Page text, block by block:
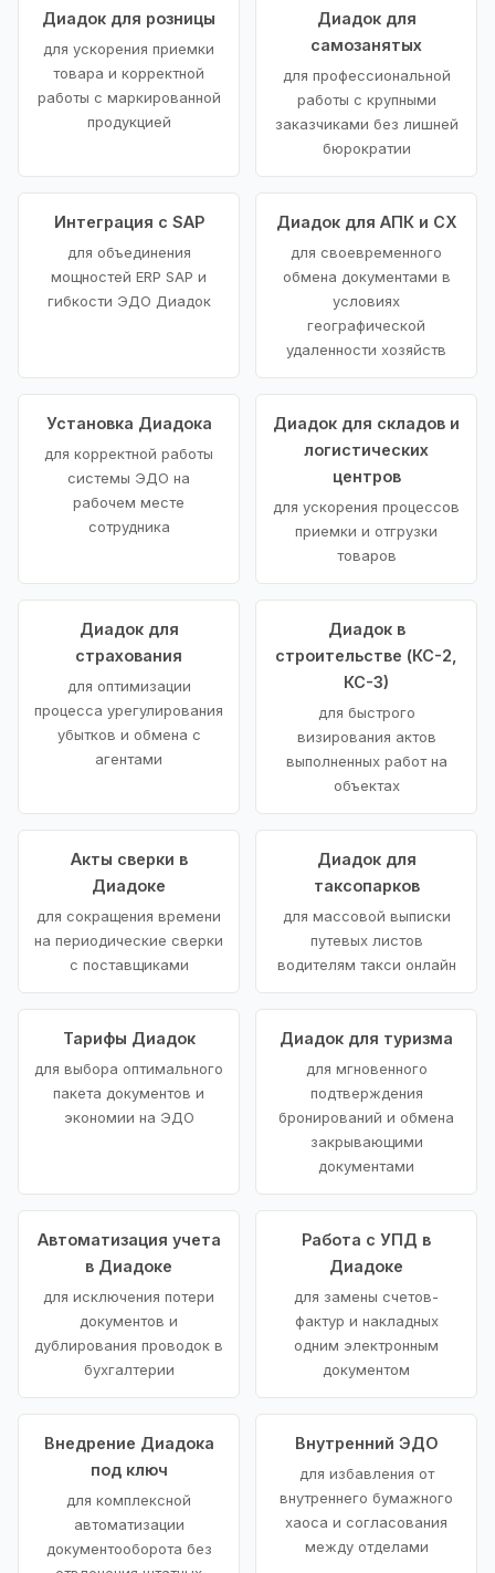
Диадок для розницы
для ускорения приемки
товара и корректной
работы с маркированной
продукцией
Диадок для
самозанятых
для профессиональной
работы с крупными
заказчиками без лишней
бюрократии
Интеграция с SAP
для объединения
мощностей ERP SAP и
гибкости ЭДО Диадок
Диадок для АПК и СХ
для своевременного
обмена документами в
условиях
географической
удаленности хозяйств
Установка Диадока
для корректной работы
системы ЭДО на
рабочем месте
сотрудника
Диадок для складов и
логистических
центров
для ускорения процессов
приемки и отгрузки
товаров
Диадок для
страхования
для оптимизации
процесса урегулирования
убытков и обмена с
агентами
Диадок в
строительстве (КС-2,
КС-3)
для быстрого
визирования актов
выполненных работ на
объектах
Акты сверки в
Диадоке
для сокращения времени
на периодические сверки
с поставщиками
Диадок для
таксопарков
для массовой выписки
путевых листов
водителям такси онлайн
Тарифы Диадок
для выбора оптимального
пакета документов и
экономии на ЭДО
Диадок для туризма
для мгновенного
подтверждения
бронирований и обмена
закрывающими
документами
Автоматизация учета
в Диадоке
для исключения потери
документов и
дублирования проводок в
бухгалтерии
Работа с УПД в
Диадоке
для замены счетов-
фактур и накладных
одним электронным
документом
Внедрение Диадока
под ключ
для комплексной
автоматизации
документооборота без
Внутренний ЭДО
для избавления от
внутреннего бумажного
хаоса и согласования
между отделами